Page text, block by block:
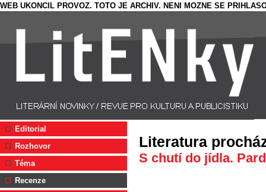
WEB UKONCIL PROVOZ. TOTO JE ARCHIV. NENI MOZNE SE
Editorial
Rozhovor
Téma
Recenze
Literatura
S chutí do jídla.